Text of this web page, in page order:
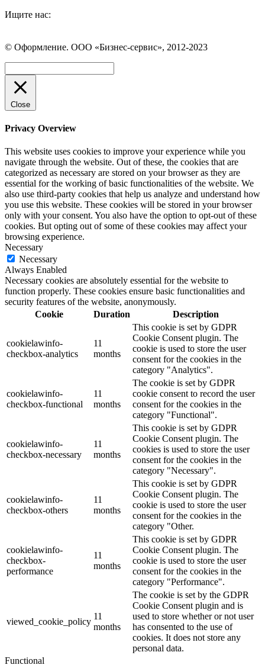
Ищите нас:
Вконтакте
открывается
в
новом
окне
WhatsApp
открывается
в
новом
окне
Telegram
открывается
в
новом
окне
© Оформление. ООО «Бизнес-сервис», 2012-2023
Close
Privacy Overview
This website uses cookies to improve your experience while you
navigate through the website. Out of these, the cookies that are
categorized as necessary are stored on your browser as they are
essential for the working of basic functionalities of the website. We
also use third-party cookies that help us analyze and understand how
you use this website. These cookies will be stored in your browser
only with your consent. You also have the option to opt-out of these
cookies. But opting out of some of these cookies may affect your
browsing experience.
Necessary
Necessary
Always Enabled
Necessary cookies are absolutely essential for the website to
function properly. These cookies ensure basic functionalities and
security features of the website, anonymously.
Cookie
Duration Description
cookielawinfo-
checkbox-analytics
11
months
This cookie is set by GDPR
Cookie Consent plugin. The
cookie is used to store the user
consent for the cookies in the
category "Analytics".
cookielawinfo-
checkbox-functional
11
months
The cookie is set by GDPR
cookie consent to record the user
consent for the cookies in the
category "Functional".
cookielawinfo-
checkbox-necessary
11
months
This cookie is set by GDPR
Cookie Consent plugin. The
cookies is used to store the user
consent for the cookies in the
category "Necessary".
cookielawinfo-
checkbox-others
11
months
This cookie is set by GDPR
Cookie Consent plugin. The
cookie is used to store the user
consent for the cookies in the
category "Other.
cookielawinfo-
checkbox-
performance
11
months
This cookie is set by GDPR
Cookie Consent plugin. The
cookie is used to store the user
consent for the cookies in the
category "Performance".
viewed_cookie_policy
11
months
The cookie is set by the GDPR
Cookie Consent plugin and is
used to store whether or not user
has consented to the use of
cookies. It does not store any
personal data.
Functional